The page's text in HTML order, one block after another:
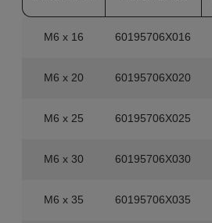
M6 x 16 60195706X016
M6 x 20 60195706X020
M6 x 25 60195706X025
M6 x 30 60195706X030
M6 x 35 60195706X035